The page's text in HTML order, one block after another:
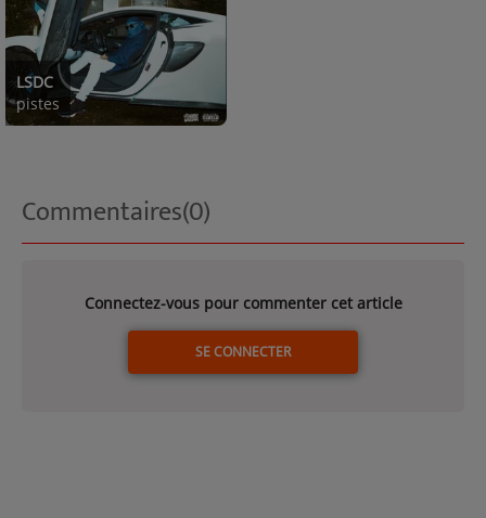
LSDC
pistes
Commentaires(0)
Connectez-vous pour commenter cet article
SE CONNECTER